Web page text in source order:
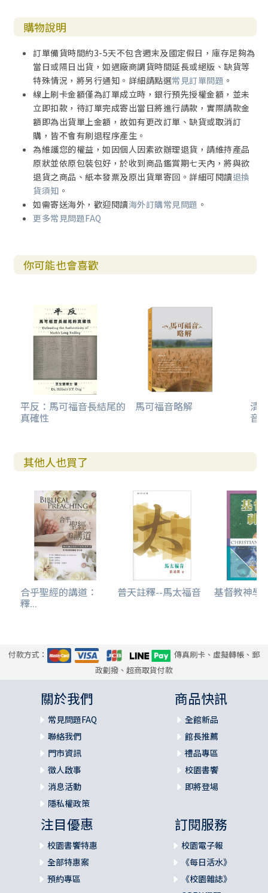
一、婦女的行動（十六1~4）
二、天使的交會（十六5~8）
附錄：馬可福音的結尾和聖經的權威
一、經文鑑別學的外證
二、經文鑑別學的內證
三、馬可福音的結尾和聖經的權威
購物說明
訂單備貨時間約3-5天不包含週末及國定假日，庫存足夠為
當日或隔日出貨，如遇廠商調貨時間延長或絕版、缺貨等
特殊情況，將另行通知。詳細請點選常見訂單問題 。
線上刷卡金額僅為訂單成立時，銀行預先授權金額，並未
立即扣款，待訂單完成寄出當日將進行請款，實際請款金
額即為出貨單上金額，故如有更改訂單、缺貨或取消訂
購，皆不會有刷退程序產生。
為維護您的權益，如因個人因素欲辦理退貨，請維持產品
原狀並依原包裝包好，於收到商品鑑賞期七天內，將與欲
退貨之商品、紙本發票及原出貨單寄回。詳細可閱讀退換
貨須知 。
如需寄送海外，歡迎閱讀海外訂購常見問題 。
更多常見問題FAQ
你可能也會喜歡
平反：馬可福音長結尾的
真確性
馬可福音略解 清
音
其他人也買了
合乎聖經的講道：
釋...
普天註釋--馬太福音 基督教神學
付款方式：
傳真刷卡、虛擬轉帳、郵
政劃撥、超商取貨付款
關於我們
常見問題FAQ
聯絡我們
門市資訊
徵人啟事
消息活動
隱私權政策
商品快訊
全館新品
館長推薦
禮品專區
校園書饗
即將登場
注目優惠
校園書饗特惠
全部特惠案
預約專區
訂閱服務
校園電子報
《每日活水》
《校園雜誌》